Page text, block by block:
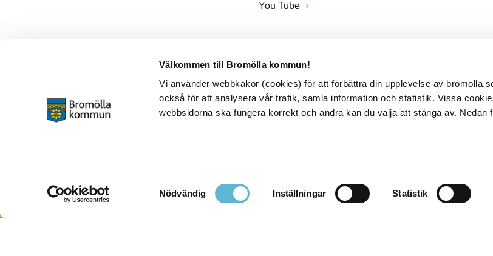
Välkommen till Bromölla kommun!
Vi använder webbkakor (cookies) för att förbättra din upplevelse av
också för att analysera vår trafik, samla information och statistik. Vissa
webbsidorna ska fungera korrekt och andra kan du välja att stänga av. Nedan
Samtyckesval
Nödvändig Inställningar Statistik
You Tube